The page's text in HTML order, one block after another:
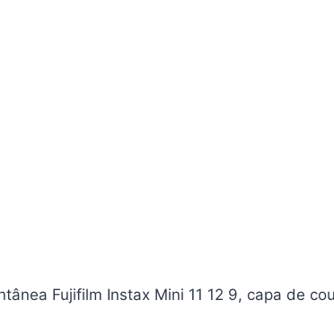
Fujifilm Instax Mini 11 12 9, capa de